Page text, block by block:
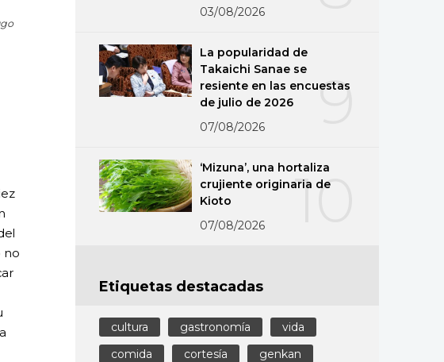
no
03/08/2026
9
La popularidad de
Takaichi Sanae se
resiente en las encuestas
de julio de 2026
07/08/2026
10
‘Mizuna’, una hortaliza
crujiente originaria de
Kioto
07/08/2026
Etiquetas destacadas
cultura gastronomía
vida
comida
cortesía
genkan